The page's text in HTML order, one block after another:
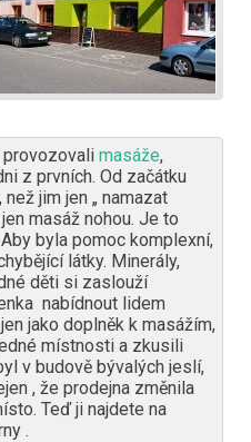
provozovali masáže,
z prvních. Od začátku
jim jen „ namazat
masáž nohou. Je to
byla pomoc komplexní,
látky. Minerály,
děti si zaslouží
nabídnout lidem
jako doplněk k masážím,
místnosti a zkusili
v budově bývalých jeslí,
, že prodejna změnila
Teď ji najdete na
.